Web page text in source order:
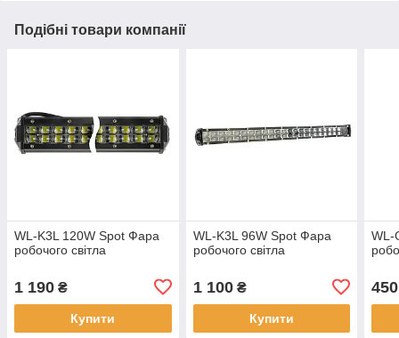
Подібні товари компанії
WL-K3L 120W Spot Фара
робочого світла
1 190 ₴
Купити
WL-K3L 96W Spot Фара
робочого світла
1 100₴
Купити
WL-
450